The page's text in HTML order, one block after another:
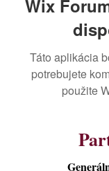
Wix
Táto aplikácia
potrebujete
použite